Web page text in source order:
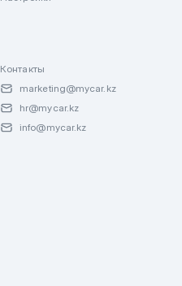
Контакты
marketing@mycar.kz
hr@mycar.kz
info@mycar.kz